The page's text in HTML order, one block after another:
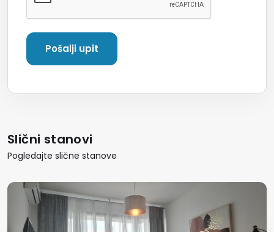
Slični stanovi
Pogledajte slične stanove